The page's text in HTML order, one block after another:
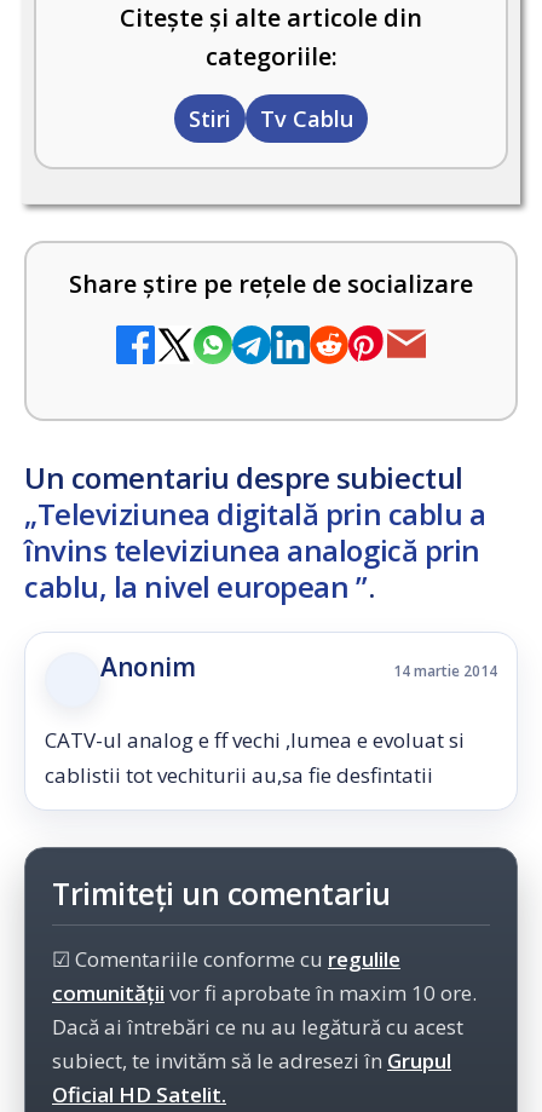
Citește și alte articole din
categoriile:
Stiri Tv Cablu
Share știre pe rețele de socializare
Un comentariu despre subiectul
„Televiziunea digitală prin cablu a
învins televiziunea analogică prin
cablu, la nivel european ”.
Anonim 14 martie 2014
CATV-ul analog e ff vechi ,lumea e evoluat si
cablistii tot vechiturii au,sa fie desfintatii
Trimiteți un comentariu
☑ Comentariile conforme cu regulile
comunității vor fi aprobate în maxim 10 ore.
Dacă ai întrebări ce nu au legătură cu acest
subiect, te invităm să le adresezi în Grupul
Oficial HD Satelit.